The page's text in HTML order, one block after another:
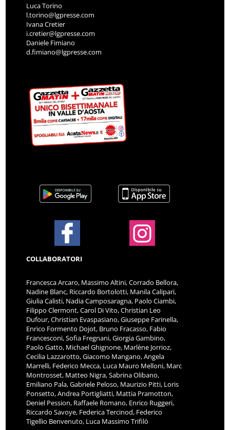
Luca Torino
l.torino@lgpresse.com
Ivana Cretier
i.cretier@lgpresse.com
Daniele Fimiano
d.fimiano@lgpresse.com
COLLABORATORI
Francesca Arcaro, Massimo Altini, Corrado Bellora,
Nadine Blanc, Riccardo Bortolotti, Manila Calipari,
Giulia Calisti, Nadia Camposaragna, Paolo Ciambi,
Filippo Clermont, Carol Di Vito, Christian Leo
Dufour, Christian Evaspasiano, Giuseppe Farinella,
Enrico Formento Dojot, Bruno Fracasso, Fabio
Francesconi, Sofia Fregnani, Giorgia Gambino,
Paolo Gatto, Michael Ghignone, Marlène Jorrioz,
Cecilia Lazzarotto, Giacomo Mangano, Angela
Marrelli, Federico Mecca, Luca Mauro Melloni, Marc
Montrosset, Matteo Nigra, Sabrina Olibano,
Emiliano Pala, Gabriele Peloso, Maurizio Pitti, Loris
Ponsetto, Andrea Portigliatti, Mattia Pramotton,
Deniel Pession, Raffaele Romano, Enrico Ruggeri,
Riccardo Savoye, Federica Tercinod, Federico
Tigellio Benvenuto, Luca Massimo Trifilò